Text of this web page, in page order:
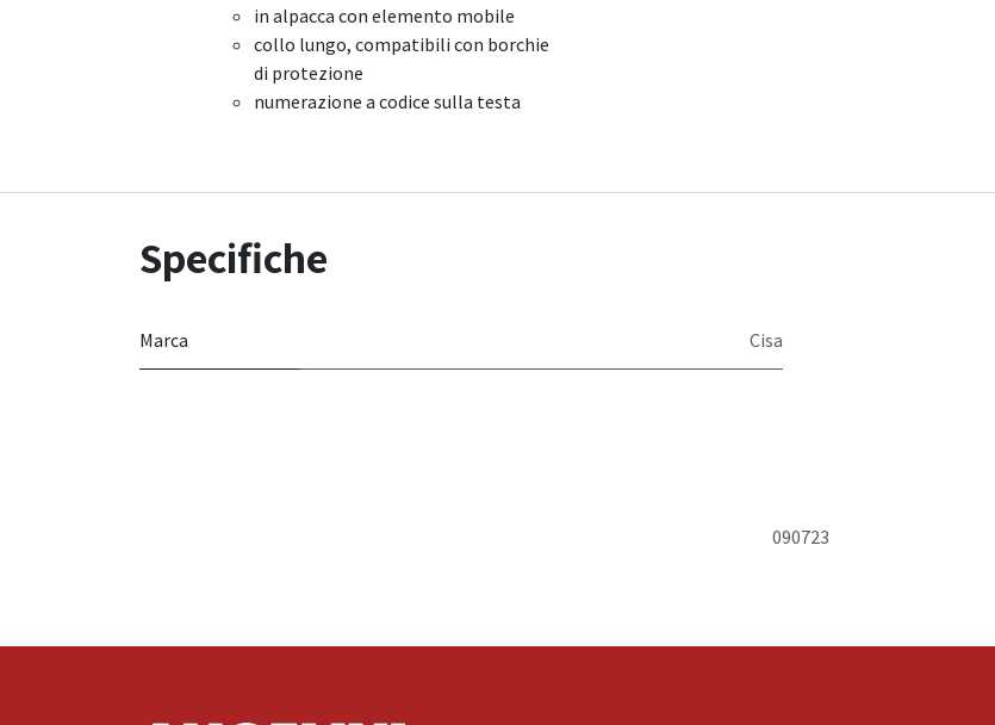
in alpacca con elemento mobile
collo lungo, compatibili con borchie
di protezione
numerazione a codice sulla testa​
Specifiche
Marca Cisa
090723